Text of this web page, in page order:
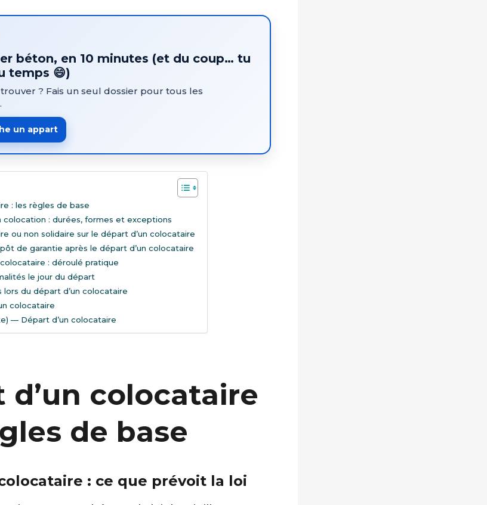
béton, en 10 minutes (et du coup… tu
temps 😄)
? Fais un seul dossier pour tous les
un appart
: les règles de base
colocation : durées, formes et exceptions
ou non solidaire sur le départ d’un colocataire
de garantie après le départ d’un colocataire
: déroulé pratique
le jour du départ
du départ d’un colocataire
colocataire
— Départ d’un colocataire
d’un colocataire
de base
: ce que prévoit la loi